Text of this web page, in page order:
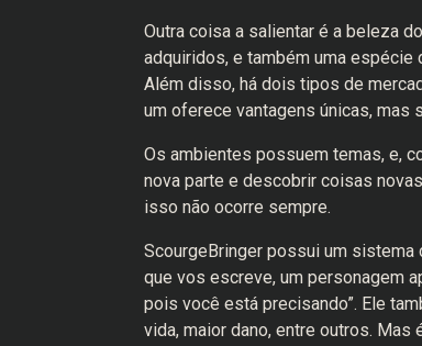
Outra coisa a salientar é a beleza
adquiridos, e também uma espécie
Além disso, há dois tipos de
um oferece vantagens únicas, mas
Os ambientes possuem temas, e,
nova parte e descobrir coisas
isso não ocorre sempre.
ScourgeBringer possui um
que vos escreve, um personagem
pois você está precisando”. Ele
vida, maior dano, entre outros. Mas